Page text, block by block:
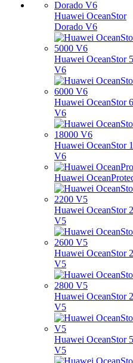
Huawei OceanStor
Dorado V6
Huawei OceanStor
V6
Huawei OceanStor
V6
Huawei OceanStor
V6
Huawei
Huawei OceanStor
V5
Huawei OceanStor
V5
Huawei OceanStor
V5
Huawei OceanStor
V5